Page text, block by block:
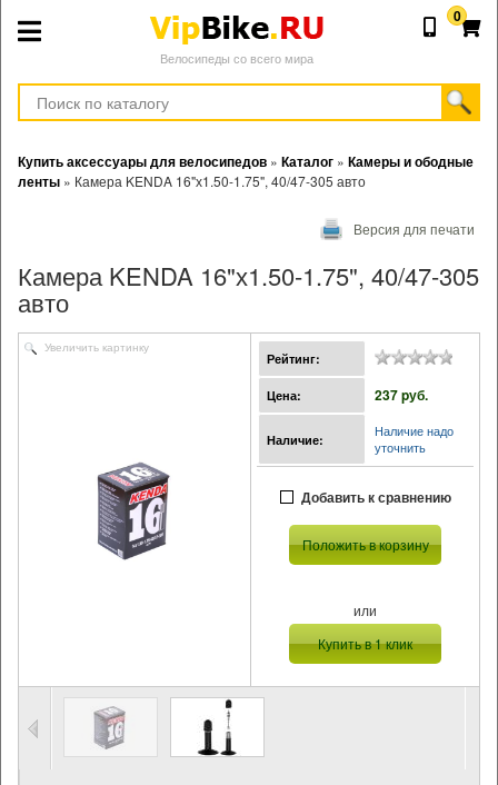
Велосипеды со всего мира
0
Купить аксессуары для велосипедов » Каталог » Камеры и ободные
ленты » Камера KENDA 16"х1.50-1.75", 40/47-305 авто
Версия для печати
Камера KENDA 16"х1.50-1.75", 40/47-305
авто
Увеличить картинку
Рейтинг:
Цена: 237 pуб.
Наличие:
Наличие надо
уточнить
Добавить к сравнению
Положить в корзину
или
Купить в 1 клик